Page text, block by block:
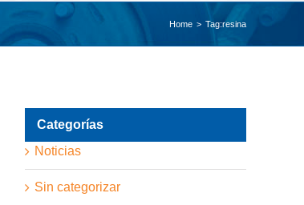
Home Tag:resina
Categorías
Noticias
Sin categorizar